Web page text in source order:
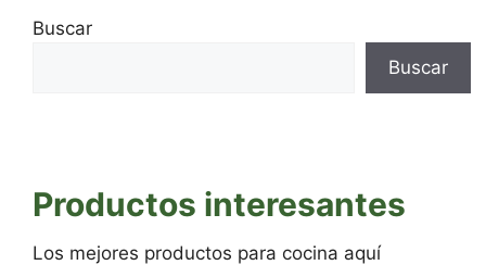
Buscar
Buscar
Productos interesantes
Los mejores productos para cocina aquí